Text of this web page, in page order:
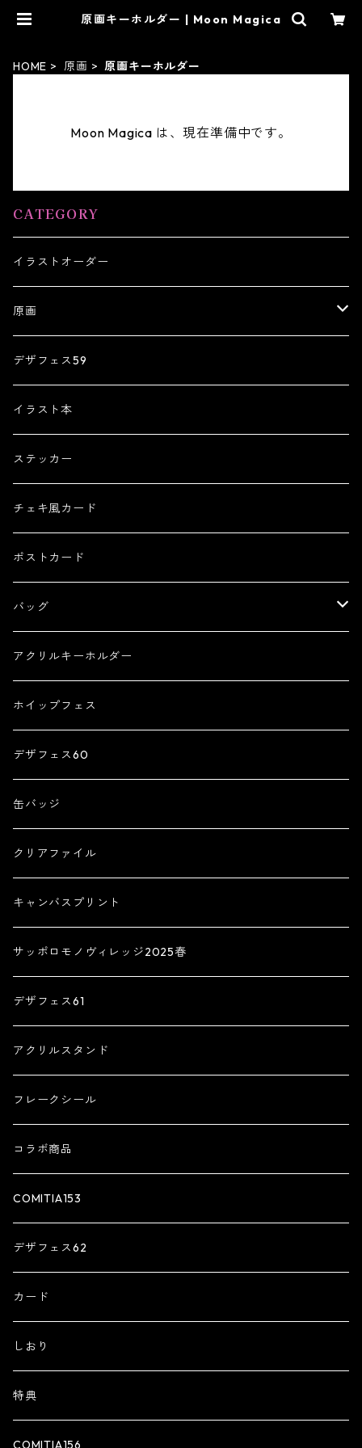
原画キーホルダー | Moon Magica
HOME 原画 原画キーホルダー
Moon Magica は、現在準備中です。
CATEGORY
イラストオーダー
原画
原画キーホルダー
色紙原画
コースター原画
デザフェス59
イラスト本
ステッカー
チェキ風カード
ポストカード
バッグ
トートバッグ
アクリルキーホルダー
ホイップフェス
デザフェス60
缶バッジ
クリアファイル
キャンバスプリント
サッポロモノヴィレッジ2025春
デザフェス61
アクリルスタンド
フレークシール
コラボ商品
COMITIA153
デザフェス62
カード
しおり
特典
COMITIA156